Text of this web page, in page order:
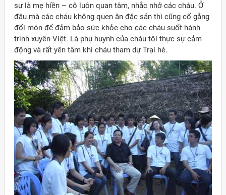
sự là mẹ hiền – cô luôn quan tâm, nhắc nhở các cháu. Ở
đâu mà các cháu không quen ăn đặc sản thì cũng cố gắng
đổi món để đảm bảo sức khỏe cho các cháu suốt hành
trình xuyên Việt. Là phụ huynh của cháu tôi thực sự cảm
động và rất yên tâm khi cháu tham dự Trại hè.